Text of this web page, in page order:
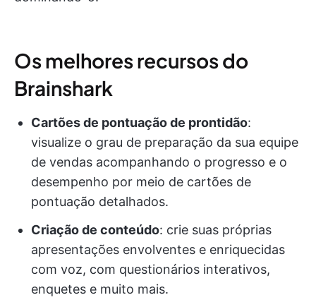
Os melhores recursos do
Brainshark
Cartões de pontuação de prontidão:
visualize o grau de preparação da sua equipe
de vendas acompanhando o progresso e o
desempenho por meio de cartões de
pontuação detalhados.
Criação de conteúdo: crie suas próprias
apresentações envolventes e enriquecidas
com voz, com questionários interativos,
enquetes e muito mais.